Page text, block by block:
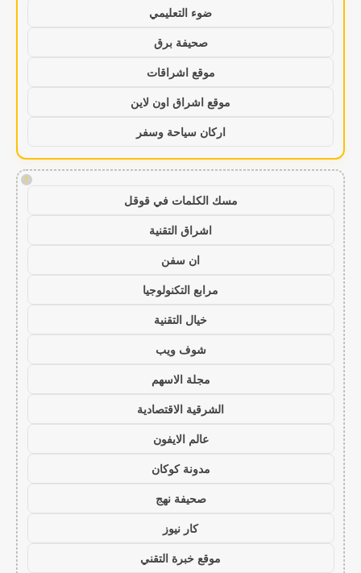
ضوء التعليمي
صحيفة برق
موقع اشراقات
موقع اشراق اون لاين
اركان سياحة وسفر
!
مسك الكلمات في قوقل
اشراق التقنية
ان سفن
مرابع التكنولوجيا
خيال التقنية
شوف ويب
مجلة الاسهم
الشرقية الاقتصادية
عالم الايفون
مدونة كوكان
صحيفة نهج
كار نيوز
موقع خبرة التقني